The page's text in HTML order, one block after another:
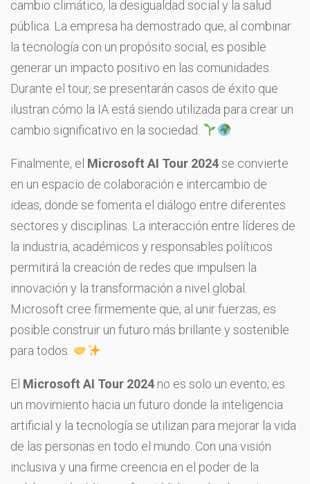
cambio climático, la desigualdad social y la salud
pública. La empresa ha demostrado que, al combinar
la tecnología con un propósito social, es posible
generar un impacto positivo en las comunidades.
Durante el tour, se presentarán casos de éxito que
ilustran cómo la IA está siendo utilizada para crear un
cambio significativo en la sociedad.
Finalmente, el Microsoft AI Tour 2024se convierte
en un espacio de colaboración e intercambio de
ideas, donde se fomenta el diálogo entre diferentes
sectores y disciplinas. La interacción entre líderes de
la industria, académicos y responsables políticos
permitirá la creación de redes que impulsen la
innovación y la transformación a nivel global.
Microsoft cree firmemente que, al unir fuerzas, es
posible construir un futuro más brillante y sostenible
para todos.
El Microsoft AI Tour 2024 no es solo un evento; es
un movimiento hacia un futuro donde la inteligencia
artificial y la tecnología se utilizan para mejorar la vida
de las personas en todo el mundo. Con una visión
inclusiva y una firme creencia en el poder de la